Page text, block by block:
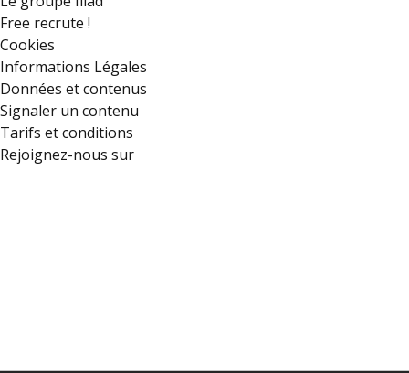
Free recrute !
Cookies
Informations Légales
Données et contenus
Signaler un contenu
Tarifs et conditions
Rejoignez-nous sur